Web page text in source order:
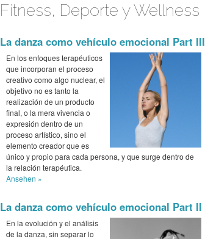
Fitness, Deporte y Wellness
La danza como vehículo emocional Part III
En los enfoques terapéuticos
que incorporan el proceso
creativo como algo nuclear, el
objetivo no es tanto la
realización de un producto
final, o la mera vivencia o
expresión dentro de un
proceso artístico, sino el
elemento creador que es
único y propio para cada persona, y que surge dentro de
la relación terapéutica.
Ansehen »
La danza como vehículo emocional Part II
En la evolución y el análisis
de la danza, sin separar lo